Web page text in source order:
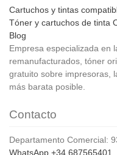
Cartuchos y tintas
Tóner y cartuchos de tinta
Blog
Empresa especializada en
remanufacturados, tóner
gratuito sobre impresoras,
más barata posible.
Contacto
Departamento Comercial:
WhatsApp +34 687565401